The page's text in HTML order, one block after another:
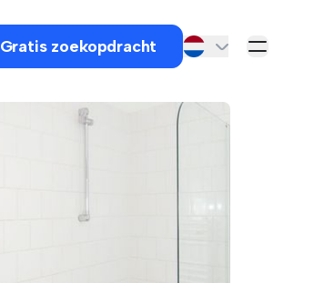
Gratis zoekopdracht